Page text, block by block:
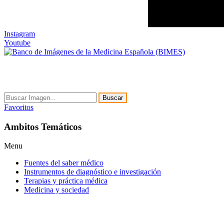
Instagram
Youtube
Buscar
Favoritos
Ambitos Temáticos
Menu
Fuentes del saber médico
Instrumentos de diagnóstico e investigación
Terapias y práctica médica
Medicina y sociedad